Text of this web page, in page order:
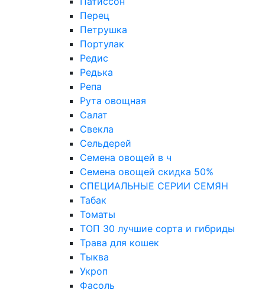
Перец
Петрушка
Портулак
Редис
Редька
Репа
Рута овощная
Салат
Свекла
Сельдерей
Семена овощей в ч
Семена овощей скидка 50%
СПЕЦИАЛЬНЫЕ СЕРИИ СЕМЯН
Табак
Томаты
ТОП 30 лучшие сорта и гибриды
Трава для кошек
Тыква
Укроп
Фасоль